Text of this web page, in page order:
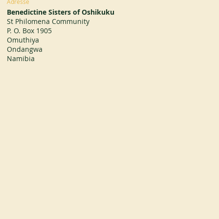
Benedictine Sisters of Oshikuku
St Philomena Community
P. O. Box 1905
Omuthiya
Ondangwa
Namibia